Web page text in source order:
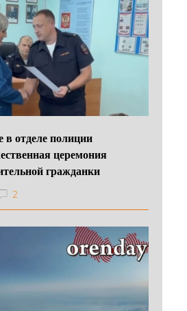
отделе полиции
церемония
гражданки
2